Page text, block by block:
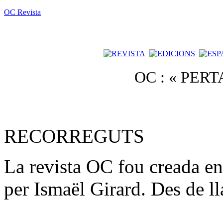
OC Revista
OC : «
RECORREGUTS
La revista OC fou creada
per Ismaël Girard. Des de